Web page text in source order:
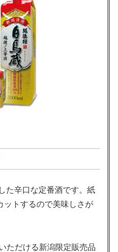
た辛口な定番酒です。紙
ットするので美味しさが
ただける新潟限定販売品